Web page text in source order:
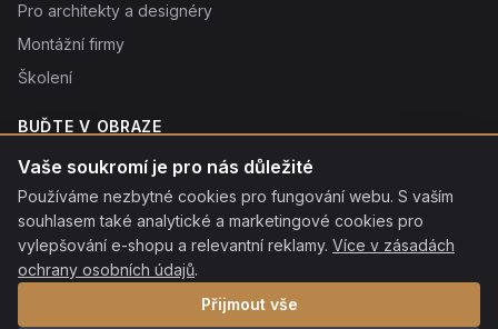
Pro architekty a designéry
Montážní firmy
Školení
BUĎTE V OBRAZE
Novinky o produktech, tipy a slevy. Typicky 1× týdně.
Odebírat
Odebráním souhlasíte sezpracováním osobních údajů. Odhlásit se můžete kdykoliv
kliknutím na odkaz v patičce každého e-mailu.
Vaše soukromí je pro nás důležité
Používáme nezbytné cookies pro fungování webu. S vaším
souhlasem také analytické a marketingové cookies pro
vylepšování e-shopu a relevantní reklamy. Více v zásadách
ochrany osobních údajů.
Přijmout vše